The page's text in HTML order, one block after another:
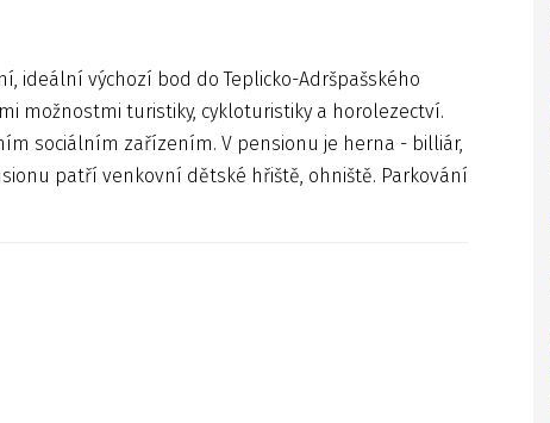
ideální výchozí bod do Teplicko-Adršpašského
možnostmi turistiky, cykloturistiky a horolezectví.
sociálním zařízením. V pensionu je herna - billiár,
patří venkovní dětské hřiště, ohniště. Parkování